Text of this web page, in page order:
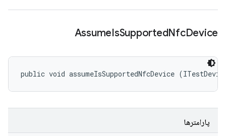
AssumeIsSupportedNfcDevice
public void assumeIsSupportedNfcDevice
پارامترها